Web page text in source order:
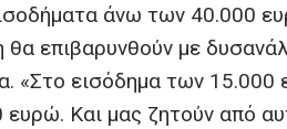
άνω των 40.000
επιβαρυνθούν με
«Στο εισόδημα των 15.000
ευρώ. Και μας ζητούν από